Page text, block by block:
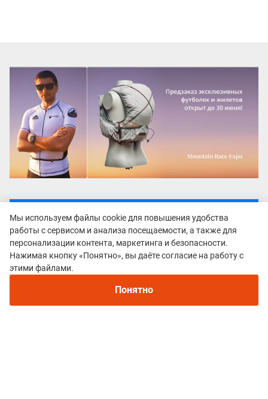
Crimea X run
Мы используем файлы cookie для повышения удобства
работы с сервисом и анализа посещаемости, а также для
персонализации контента, маркетинга и безопасности.
Нажимая кнопку «Понятно», вы даёте согласие на работу с
этими файлами.
Понятно